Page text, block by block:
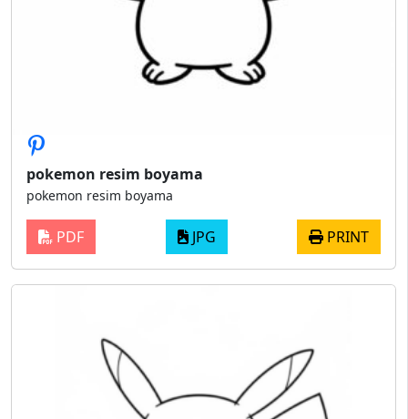
pokemon resim boyama
pokemon resim boyama
PDF JPG PRINT